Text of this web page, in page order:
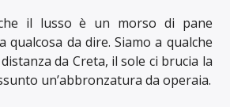
il lusso è un morso di pane
qualcosa da dire. Siamo a qualche
da Creta, il sole ci brucia la
un’abbronzatura da operaia.